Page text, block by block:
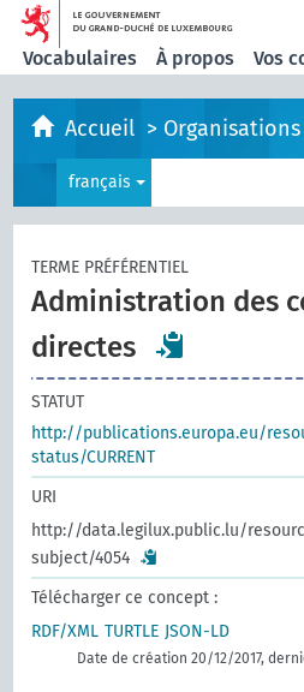
Vocabulaires À propos Vos
Accueil > Organisations
français
TERME PRÉFÉRENTIEL
Administration des
directes
STATUT
http://publications.europa.eu/
status/CURRENT
URI
http://data.legilux.public.lu/
subject/4054
Télécharger ce concept :
RDF/XML TURTLE JSON-LD
Date de création 20/12/2017,